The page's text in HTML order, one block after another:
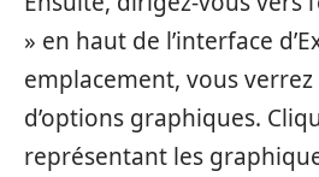
» en haut de l’interface
emplacement, vous
d’options graphiques.
représentant les